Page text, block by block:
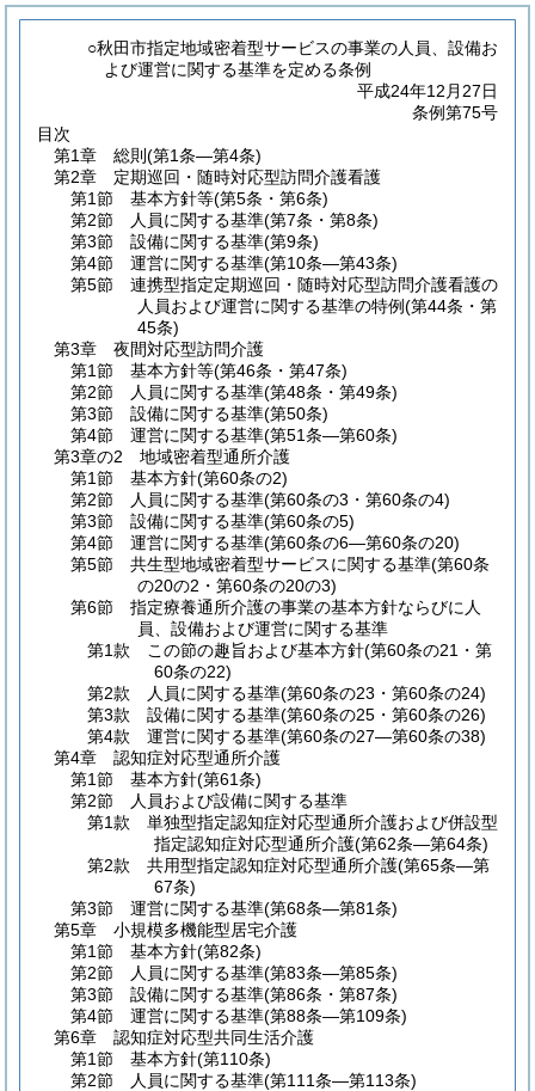
○秋田市指定地域密着型サービスの事業の人員、設備お
よび運営に関する基準を定める条例
平成24年12月27日
条例第75号
目次
第1章
総則 (第1条―第4条)
第2章
定期巡回・随時対応型訪問介護看護
第1節
基本方針等(第5条・第6条)
第2節
人員に関する基準(第7条・第8条)
第3節
設備に関する基準(第9条)
第4節
運営に関する基準(第10条―第43条)
第5節
連携型指定定期巡回・随時対応型訪問介護看護の
人員および運営に関する基準の特例(第44条・第
45条)
第3章
夜間対応型訪問介護
第1節
基本方針等(第46条・第47条)
第2節
人員に関する基準(第48条・第49条)
第3節
設備に関する基準(第50条)
第4節
運営に関する基準(第51条―第60条)
第3章の2
地域密着型通所介護
第1節
基本方針(第60条の2)
第2節
人員に関する基準(第60条の3・第60条の4)
第3節
設備に関する基準(第60条の5)
第4節
運営に関する基準(第60条の6―第60条の20)
第5節
共生型地域密着型サービスに関する基準(第60条
の20の2・第60条の20の3)
第6節
指定療養通所介護の事業の基本方針ならびに人
員、設備および運営に関する基準
第1款
この節の趣旨および基本方針(第60条の21・第
60条の22)
第2款
人員に関する基準(第60条の23・第60条の24)
第3款
設備に関する基準(第60条の25・第60条の26)
第4款
運営に関する基準(第60条の27―第60条の38)
第4章
認知症対応型通所介護
第1節
基本方針(第61条)
第2節
人員および設備に関する基準
第1款
単独型指定認知症対応型通所介護および併設型
指定認知症対応型通所介護(第62条―第64条)
第2款
共用型指定認知症対応型通所介護(第65条―第
67条)
第3節
運営に関する基準(第68条―第81条)
第5章
小規模多機能型居宅介護
第1節
基本方針(第82条)
第2節
人員に関する基準(第83条―第85条)
第3節
設備に関する基準(第86条・第87条)
第4節
運営に関する基準(第88条―第109条)
第6章
認知症対応型共同生活介護
第1節
基本方針(第110条)
第2節
人員に関する基準(第111条―第113条)